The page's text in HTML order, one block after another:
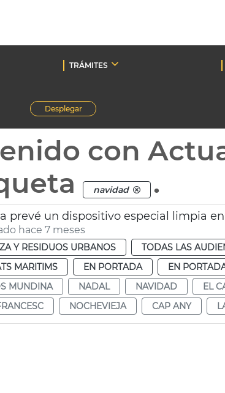
TRÁMITES
Desplegar
con
navidad .
prevé un dispositivo especial limpia
hace 7 meses
Y RESIDUOS URBANOS TODAS LAS
MARITIMS
EN PORTADA EN
MUNDINA
NADAL NAVIDAD EL
NOCHEVIEJA CAP ANY